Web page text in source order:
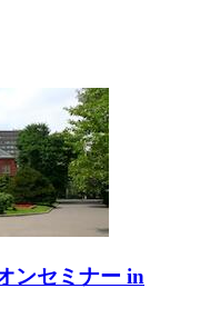
ンセミナー in